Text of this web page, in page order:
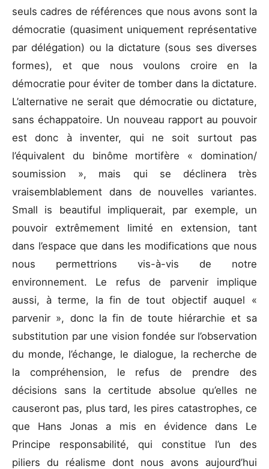
seuls cadres de références que nous avons sont la
démocratie (quasiment uniquement représentative
par délégation) ou la dictature (sous ses diverses
formes), et que nous voulons croire en la
démocratie pour éviter de tomber dans la dictature.
L’alternative ne serait que démocratie ou dictature,
sans échappatoire. Un nouveau rapport au pouvoir
est donc à inventer, qui ne soit surtout pas
l’équivalent du binôme mortifère « domination/
soumission », mais qui se déclinera très
vraisemblablement dans de nouvelles variantes.
Small is beautiful impliquerait, par exemple, un
pouvoir extrêmement limité en extension, tant
dans l’espace que dans les modifications que nous
nous permettrions vis-à-vis de notre
environnement. Le refus de parvenir implique
aussi, à terme, la fin de tout objectif auquel «
parvenir », donc la fin de toute hiérarchie et sa
substitution par une vision fondée sur l’observation
du monde, l’échange, le dialogue, la recherche de
la compréhension, le refus de prendre des
décisions sans la certitude absolue qu’elles ne
causeront pas, plus tard, les pires catastrophes, ce
que Hans Jonas a mis en évidence dans Le
Principe responsabilité, qui constitue l’un des
piliers du réalisme dont nous avons aujourd’hui